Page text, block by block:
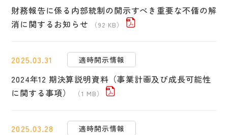
財務報告に係る内部統制の開示すべき重要な不備の解
消に関するお知らせ
（92 KB）
2025.03.31 適時開示情報
2024年12 期決算説明資料（事業計画及び成長可能性
に関する事項）
（1 MB）
2025.03.28 適時開示情報